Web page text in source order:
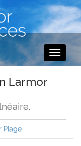
Toggle
Larmor
Plage